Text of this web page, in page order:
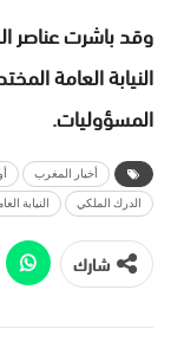
وقد باشرت عناصر
النيابة العامة
المسؤوليات.
أخبار المغرب
الدرك الملكي النيابة
شارك